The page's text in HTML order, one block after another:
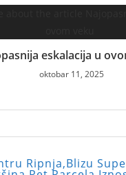
eskalacija u
oktobar 11, 2025
Ripnja,blizu